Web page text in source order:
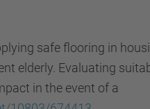
safe flooring in
elderly. Evaluating
in the event of a